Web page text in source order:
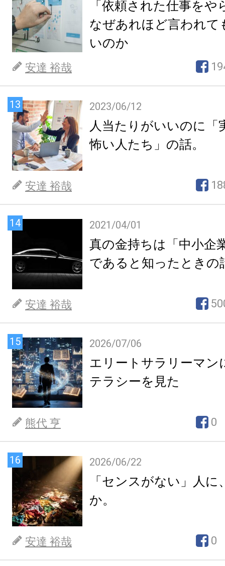
「依頼された仕事を
なぜあれほど言われて
いのか
安達 裕哉
13 2023/06/12
人当たりがいいのに「
怖い人たち」の話。
安達 裕哉
14 2021/04/01
真の金持ちは「中小企
であると知ったときの
安達 裕哉
15 2026/07/06
エリートサラリーマン
テラシーを見た
熊代 亨 0
16 2026/06/22
「センスがない」人
か。
安達 裕哉 0